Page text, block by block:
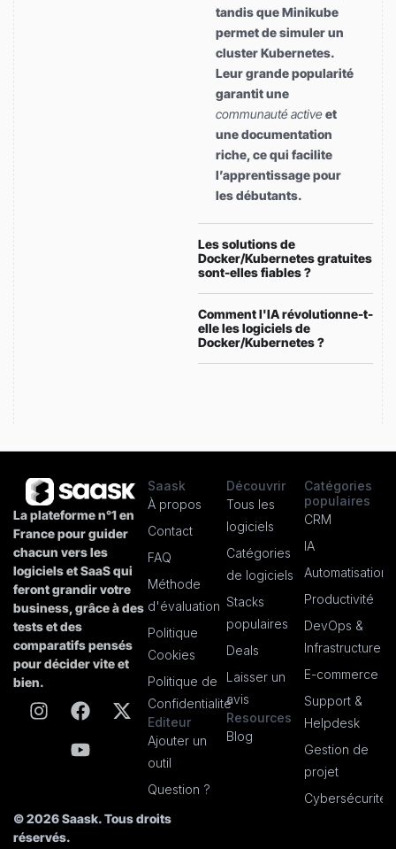
tandis que Minikube
permet de simuler un
cluster Kubernetes.
Leur grande popularité
garantit une
communauté activeet
une documentation
riche, ce qui facilite
l’apprentissage pour
les débutants.
Les solutions de
Docker/Kubernetes gratuites
sont-elles fiables ?
Comment l'IA révolutionne-t-
elle les logiciels de
Docker/Kubernetes ?
La plateforme n°1 en
France pour guider
chacun vers les
logiciels et SaaS qui
feront grandir votre
business, grâce à des
tests et des
comparatifs pensés
pour décider vite et
bien.
Saask
À propos
Contact
FAQ
Méthode
d'évaluation
Politique
Cookies
Politique de
Confidentialité
Editeur
Ajouter un
outil
Question ?
Découvrir
Tous les
logiciels
Catégories
de logiciels
Stacks
populaires
Deals
Laisser un
avis
Resources
Blog
Catégories
populaires
CRM
IA
Automatisation
Productivité
DevOps &
Infrastructure
E-commerce
Support &
Helpdesk
Gestion de
projet
Cybersécurité
© 2026 Saask. Tous droits
réservés.